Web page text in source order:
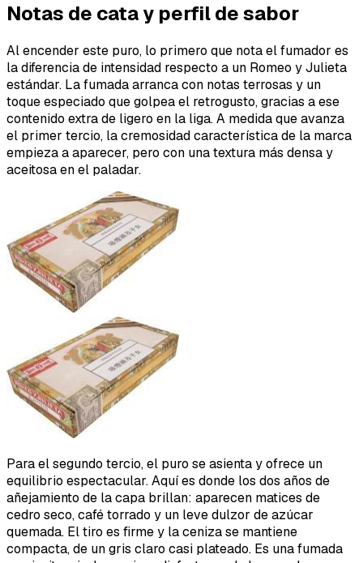
Notas de cata y perfil de sabor
Al encender este puro, lo primero que nota el fumador es
la diferencia de intensidad respecto a un Romeo y Julieta
estándar. La fumada arranca con notas terrosas y un
toque especiado que golpea el retrogusto, gracias a ese
contenido extra de ligero en la liga. A medida que avanza
el primer tercio, la cremosidad característica de la marca
empieza a aparecer, pero con una textura más densa y
aceitosa en el paladar.
Para el segundo tercio, el puro se asienta y ofrece un
equilibrio espectacular. Aquí es donde los dos años de
añejamiento de la capa brillan: aparecen matices de
cedro seco, café torrado y un leve dulzor de azúcar
quemada. El tiro es firme y la ceniza se mantiene
compacta, de un gris claro casi plateado. Es una fumada